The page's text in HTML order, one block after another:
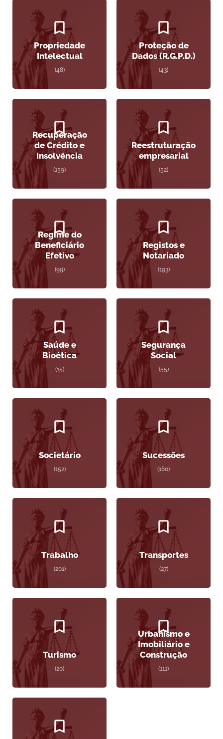
Propriedade
Intelectual
(48)
Proteção de
Dados (R.G.P.D.)
(43)
Recuperação
de Crédito e
Insolvência
(159)
Reestruturação
empresarial
(52)
Regime do
Beneficiário
Efetivo
(99)
Registos e
Notariado
(193)
Saúde e
Bioética
(15)
Segurança
Social
(55)
Societário
(152)
Sucessões
(180)
Trabalho
(201)
Transportes
(27)
Turismo
(20)
Urbanismo e
Imobiliário e
Construção
(111)